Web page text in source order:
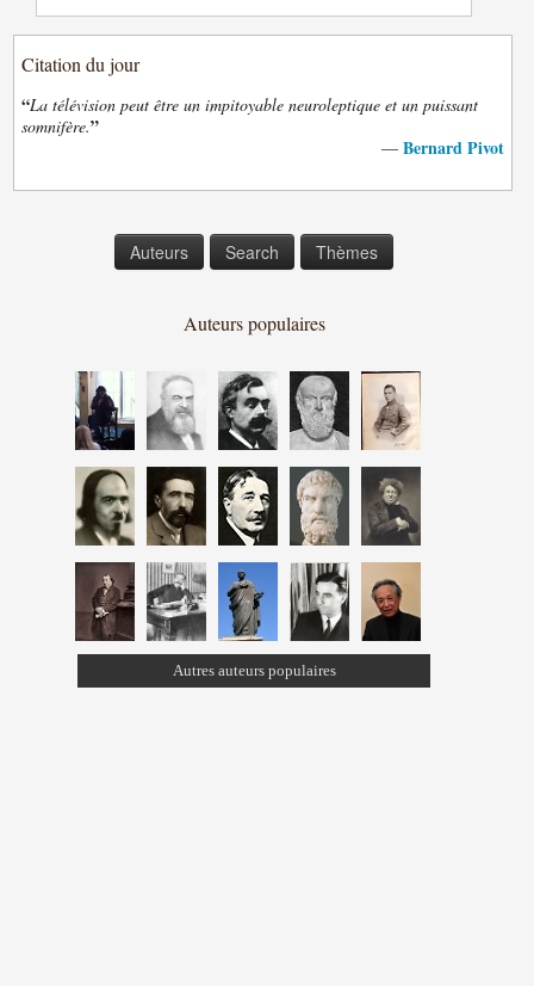
Citation du jour
“La télévision peut être un impitoyable neuroleptique et un puissant
somnifère.”
— Bernard Pivot
Auteurs Search Thèmes
Auteurs populaires
Autres auteurs populaires